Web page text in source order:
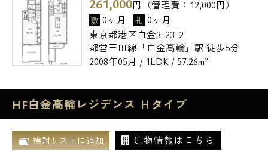
円（管理費： 12,000円）
敷 0ヶ月 礼 0ヶ月
東京都港区白金3-23-2
都営三田線「白金高輪」駅 徒歩5分
2008年05月 / 1LDK / 57.26m²
HF白金高輪レジデンス Ｈタイプ
検討リストに追加 建物情報はこちら